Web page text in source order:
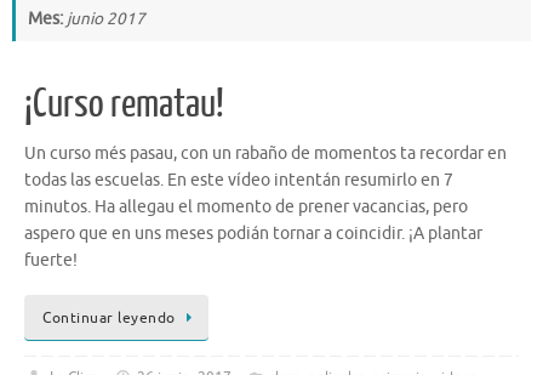
Mes: junio 2017
¡Curso rematau!
Un curso més pasau, con un rabaño de momentos ta recordar en
todas las escuelas. En este vídeo intentán resumirlo en 7
minutos. Ha allegau el momento de prener vacancias, pero
aspero que en uns meses podián tornar a coincidir. ¡A plantar
fuerte!
Continuar leyendo